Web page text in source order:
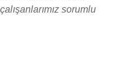
sorumlu